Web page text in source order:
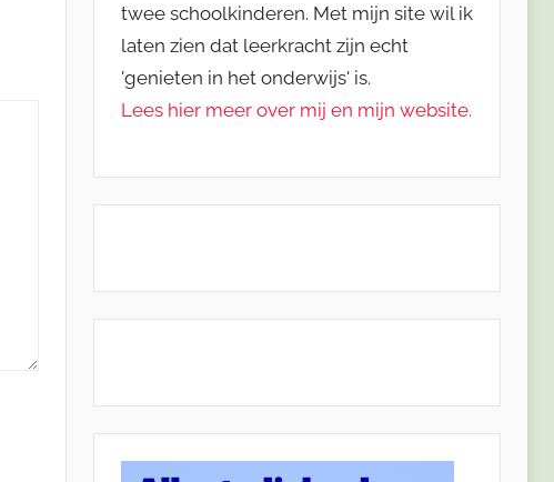
twee schoolkinderen. Met mijn site wil ik
laten zien dat leerkracht zijn echt
'genieten in het onderwijs' is.
Lees hier meer over mij en mijn website.